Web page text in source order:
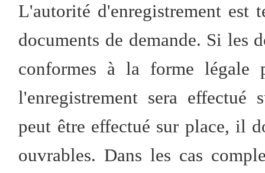
L'autorité d'enregistrement est
documents de demande. Si les
conformes à la forme légale
l'enregistrement sera effectué
peut être effectué sur place, il
ouvrables. Dans les cas